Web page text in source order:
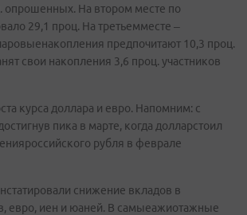
опрошенных. На втором месте по
29,1 проц. На третьемместе –
предпочитают 10,3 проц.
свои накопления 3,6 проц. участников
курса доллара и евро. Напомним: с
пика в марте, когда долларстоил
рубля в феврале
снижение вкладов в
евро, иен и юаней. В самыеажиотажные